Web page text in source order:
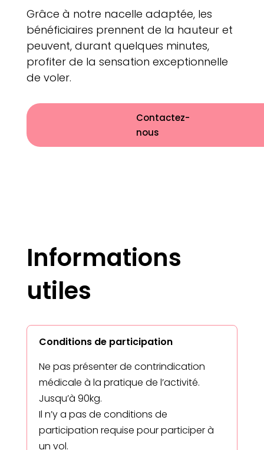
Grâce à notre nacelle adaptée, les
bénéficiaires prennent de la hauteur et
peuvent, durant quelques minutes,
profiter de la sensation exceptionnelle
de voler.
Contactez-
nous
Informations
utiles
Conditions de participation
Ne pas présenter de contrindication
médicale à la pratique de l’activité.
Jusqu’à 90kg.
Il n’y a pas de conditions de
participation requise pour participer à
un vol.